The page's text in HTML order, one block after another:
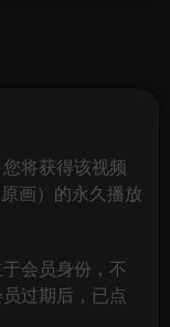
将获得该视频
画）的永久播放
会员身份，不
过期后，已点